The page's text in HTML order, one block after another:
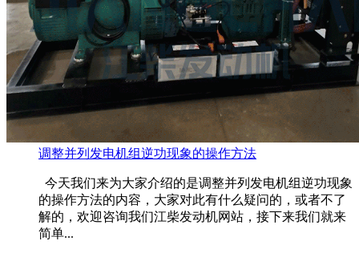
调整并列发电机组逆功现象的操作方法
今天我们来为大家介绍的是调整并列发电机组逆功现象
的操作方法的内容，大家对此有什么疑问的，或者不了
解的，欢迎咨询我们江柴发动机网站，接下来我们就来
简单...